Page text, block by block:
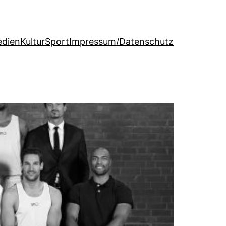
KulturSportImpressum/Datenschutz